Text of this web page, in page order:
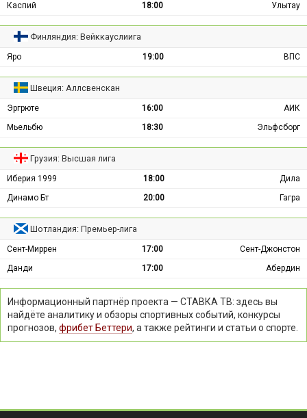
Каспий
18:00 Улытау
Финляндия: Вейккауслиига
Яро 19:00 ВПС
Швеция: Аллсвенскан
Эргрюте 16:00
АИК
Мьельбю
18:30 Эльфсборг
Грузия: Высшая лига
Иберия 1999 18:00
Дила
Динамо Бт
20:00 Гагра
Шотландия: Премьер-лига
Сент-Миррен 17:00
Сент-Джонстон
Данди
17:00 Абердин
Информационный партнёр проекта — СТАВКА ТВ: здесь вы
найдёте аналитику и обзоры спортивных событий, конкурсы
прогнозов, фрибет Беттери, а также рейтинги и статьи о спорте.